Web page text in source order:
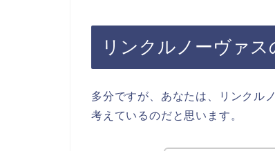
リンクルノーヴァス
多分ですが、あなたは、リンクル
考えているのだと思います。